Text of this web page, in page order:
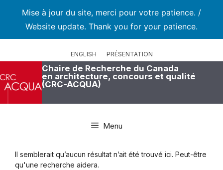
Mise à jour du site, merci pour votre patience. /
Website update. Thank you for your patience.
ENGLISH PRÉSENTATION
Chaire de Recherche du Canada
en architecture, concours et qualité
(CRC-ACQUA)
Menu
Il semblerait qu’aucun résultat n’ait été trouvé ici. Peut-être
qu'une recherche aidera.